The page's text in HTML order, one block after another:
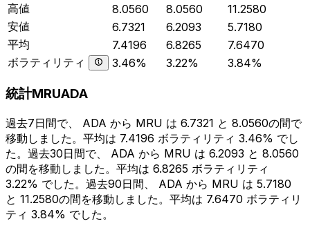
高値
8.0560 8.0560
11.2580
安値
6.7321 6.2093
5.7180
平均
7.4196 6.8265
7.6470
ボラティリティ
3.46% 3.22% 3.84%
統計MRUADA
過去7日間で、 ADA から MRU は 6.7321 と 8.0560の間で
移動しました。平均は 7.4196 ボラティリティ 3.46% でし
た。過去30日間で、 ADA から MRU は 6.2093 と 8.0560
の間を移動しました。平均は 6.8265 ボラティリティ
3.22% でした。過去90日間、 ADA から MRU は 5.7180
と 11.2580の間を移動しました。平均は 7.6470 ボラティリ
ティ 3.84% でした。